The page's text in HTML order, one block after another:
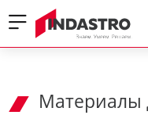
Материалы